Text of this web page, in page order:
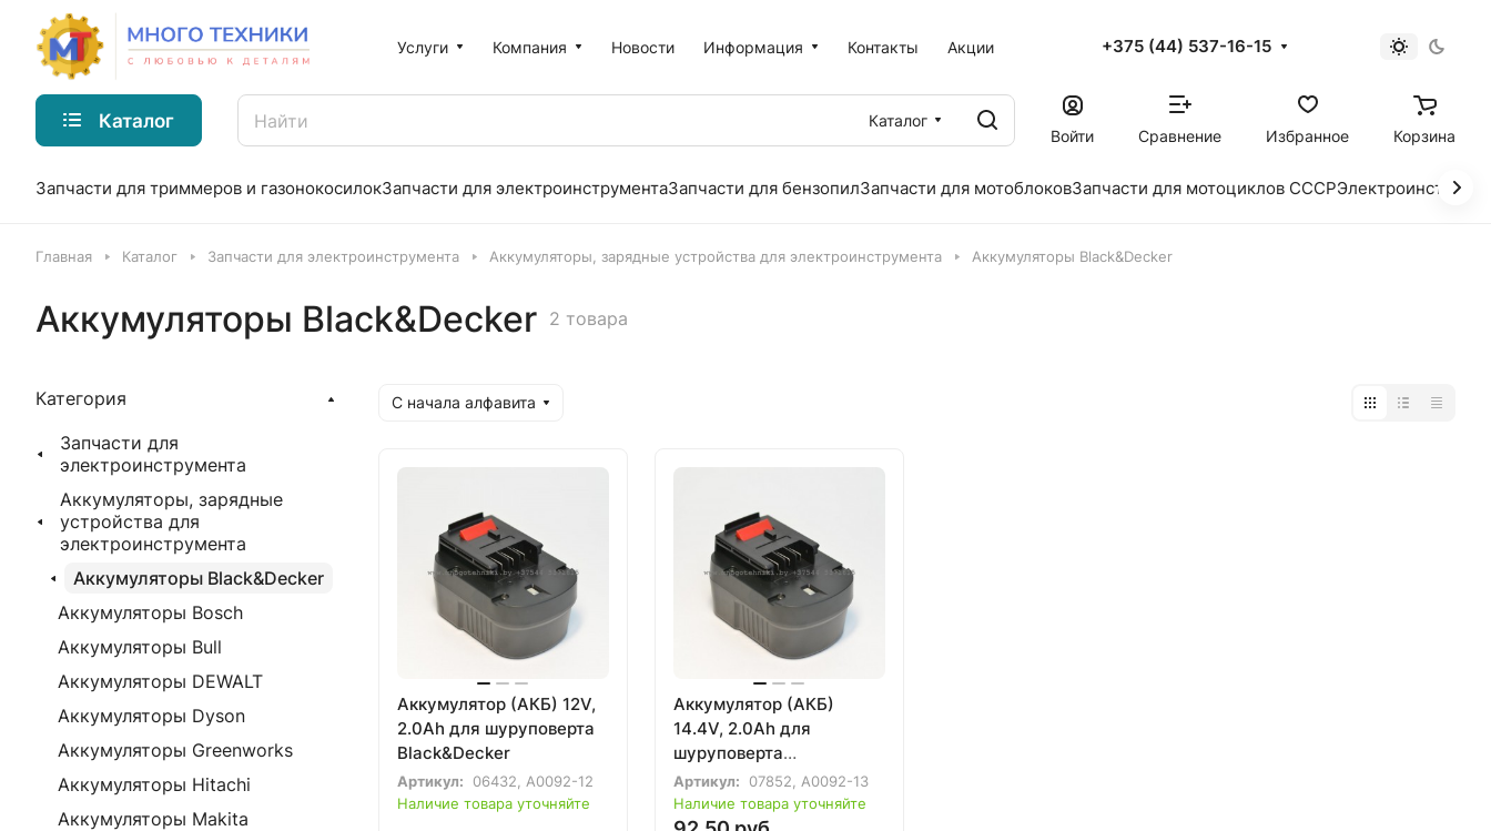
Услуги Компания Новости Информация Контакты Акции +375 (44) 537-16-15
Каталог
Каталог
Войти
Сравнение Избранное Корзина
Запчасти для триммеров и газонокосилокЗапчасти для электроинструментаЗапчасти для бензопилЗапчасти для мотоблоковЗапчасти для мотоциклов СССР
Главная Каталог Запчасти для электроинструмента Аккумуляторы, зарядные устройства для электроинструмента Аккумуляторы Black&Decker
Аккумуляторы Black&Decker 2 товара
С начала алфавита
Аккумулятор (АКБ) 12V,
2.0Ah для шуруповерта
Black&Decker
Артикул:
06432, A0092-12
Наличие товара уточняйте
Аккумулятор (АКБ)
14.4V, 2.0Ah для
шуруповерта
Black&Decker
Артикул:
07852, A0092-13
Наличие товара уточняйте
Категория
Запчасти для
электроинструмента
Аккумуляторы, зарядные
устройства для
электроинструмента
Аккумуляторы Black&Decker
Аккумуляторы Bosch
Аккумуляторы Bull
Аккумуляторы DEWALT
Аккумуляторы Dyson
Аккумуляторы Greenworks
Аккумуляторы Hitachi
Аккумуляторы Makita